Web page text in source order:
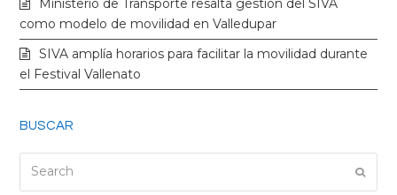
k
a
como modelo de movilidad en Valledupar
SIVA amplía horarios para facilitar la movilidad durante
el Festival Vallenato
BUSCAR